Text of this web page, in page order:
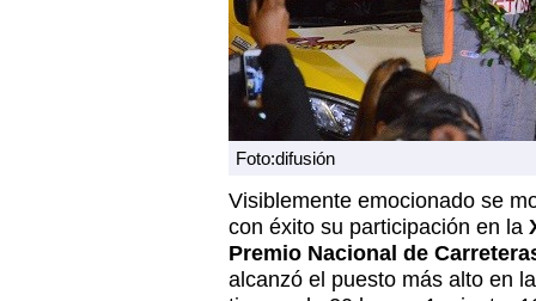
Foto:difusión
Visiblemente emocionado se
con éxito su participación en la
Premio Nacional de
alcanzó el puesto más alto en